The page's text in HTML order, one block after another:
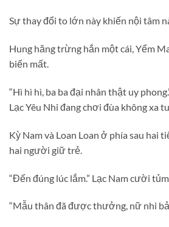
Sự thay đổi to lớn này khiến nội tâm
Hung hăng trừng hắn một cái, Yểm
biến mất.
“Hì hì hì, ba ba đại nhân thật uy
Lạc Yêu Nhi đang chơi đùa không xa
Kỳ Nam và Loan Loan ở phía sau hai
hai người giữ trẻ.
“Đến đúng lúc lắm.” Lạc Nam cười
“Mẫu thân đã được thưởng, nữ nhi